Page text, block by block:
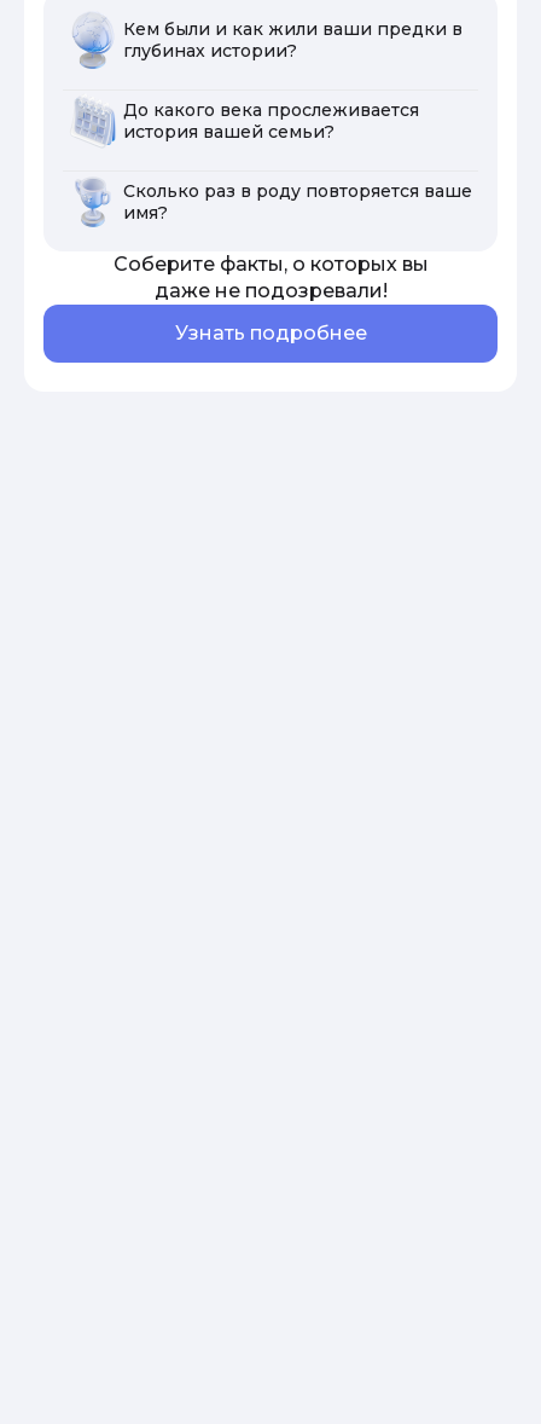
Кем были и как жили ваши предки в
глубинах истории?
До какого века прослеживается
история вашей семьи?
Сколько раз в роду повторяется ваше
имя?
Соберите факты, о которых вы
даже не подозревали!
Узнать подробнее